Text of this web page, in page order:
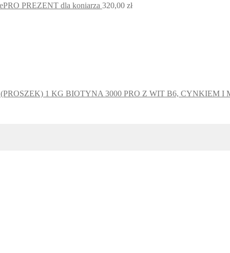
PREZENT dla koniarza 320,00 zł
BIOTYNA 3000 PRO Z WIT B6, CYNKIEM I